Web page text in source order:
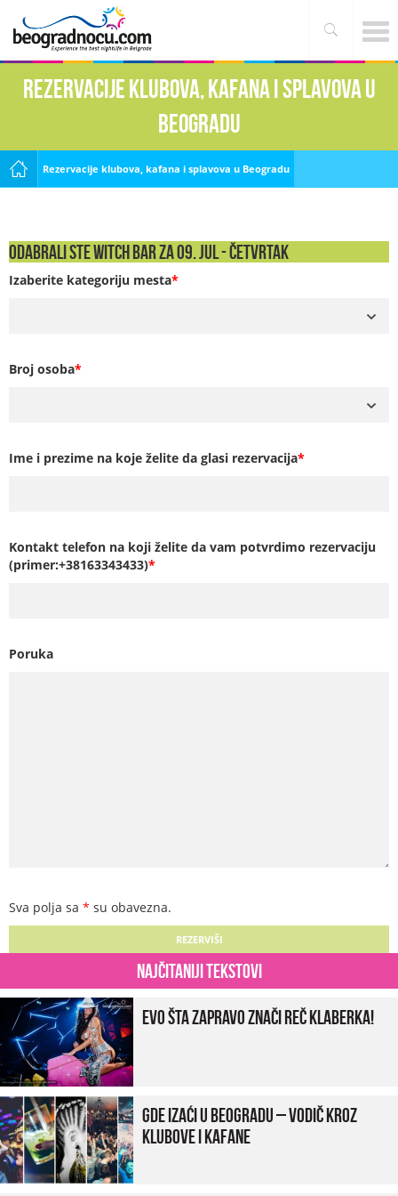
Rezervacije klubova, kafana i splavova u
Beogradu
Rezervacije klubova, kafana i splavova u Beogradu
Odabrali ste Witch Bar za 09. Jul - ČETVRTAK
Izaberite kategoriju mesta*
Broj osoba*
Ime i prezime na koje želite da glasi rezervacija*
Kontakt telefon na koji želite da vam potvrdimo rezervaciju
(primer:+38163343433)*
Poruka
Sva polja sa * su obavezna.
Najčitaniji tekstovi
Evo šta zapravo znači reč klaberka!
Gde izaći u Beogradu – vodič kroz
klubove i kafane